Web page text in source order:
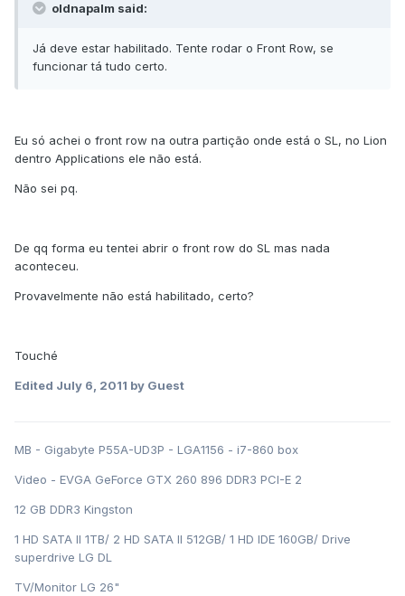
oldnapalm said:
Já deve estar habilitado. Tente rodar o Front Row, se
funcionar tá tudo certo.
Eu só achei o front row na outra partição onde está o SL, no Lion
dentro Applications ele não está.
Não sei pq.
De qq forma eu tentei abrir o front row do SL mas nada
aconteceu.
Provavelmente não está habilitado, certo?
Touché
Edited July 6, 2011 by Guest
MB - Gigabyte P55A-UD3P - LGA1156 - i7-860 box
Video - EVGA GeForce GTX 260 896 DDR3 PCI-E 2
12 GB DDR3 Kingston
1 HD SATA II 1TB/ 2 HD SATA II 512GB/ 1 HD IDE 160GB/ Drive
superdrive LG DL
TV/Monitor LG 26"